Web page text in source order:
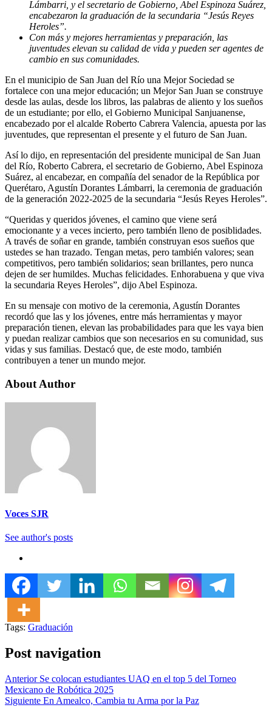
Lámbarri, y el secretario de Gobierno, Abel Espinoza Suárez,
encabezaron la graduación de la secundaria “Jesús Reyes
Heroles”.
Con más y mejores herramientas y preparación, las
juventudes elevan su calidad de vida y pueden ser agentes de
cambio en sus comunidades.
En el municipio de San Juan del Río una Mejor Sociedad se
fortalece con una mejor educación; un Mejor San Juan se construye
desde las aulas, desde los libros, las palabras de aliento y los sueños
de un estudiante; por ello, el Gobierno Municipal Sanjuanense,
encabezado por el alcalde Roberto Cabrera Valencia, apuesta por las
juventudes, que representan el presente y el futuro de San Juan.
Así lo dijo, en representación del presidente municipal de San Juan
del Río, Roberto Cabrera, el secretario de Gobierno, Abel Espinoza
Suárez, al encabezar, en compañía del senador de la República por
Querétaro, Agustín Dorantes Lámbarri, la ceremonia de graduación
de la generación 2022-2025 de la secundaria “Jesús Reyes Heroles”.
“Queridas y queridos jóvenes, el camino que viene será
emocionante y a veces incierto, pero también lleno de posiblidades.
A través de soñar en grande, también construyan esos sueños que
ustedes se han trazado. Tengan metas, pero también valores; sean
competitivos, pero también solidarios; sean brillantes, pero nunca
dejen de ser humildes. Muchas felicidades. Enhorabuena y que viva
la secundaria Reyes Heroles”, dijo Abel Espinoza.
En su mensaje con motivo de la ceremonia, Agustín Dorantes
recordó que las y los jóvenes, entre más herramientas y mayor
preparación tienen, elevan las probabilidades para que les vaya bien
y puedan realizar cambios que son necesarios en su comunidad, sus
vidas y sus familias. Destacó que, de este modo, también
contribuyen a tener un mundo mejor.
About Author
Voces SJR
See author's posts
Tags: Graduación
Post navigation
AnteriorSe colocan estudiantes UAQ en el top 5 del Torneo
Mexicano de Robótica 2025
Siguiente En Amealco, Cambia tu Arma por la Paz